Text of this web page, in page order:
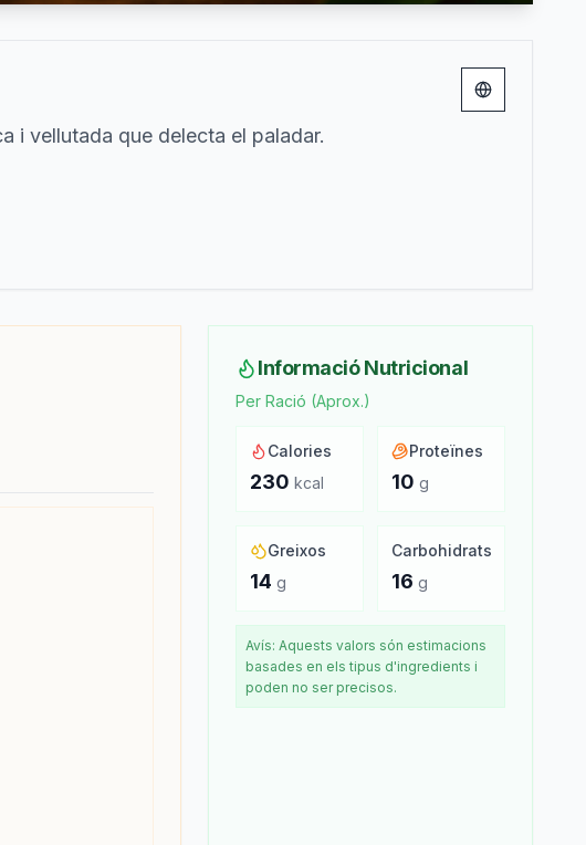
i vellutada que delecta el paladar.
Change
Informació Nutricional
Per Ració (Aprox.)
Calories
230 kcal
Proteïnes
10 g
Greixos
14 g
Carbohidrats
16 g
Avís: Aquests valors són estimacions
basades en els tipus d'ingredients i
poden no ser precisos.